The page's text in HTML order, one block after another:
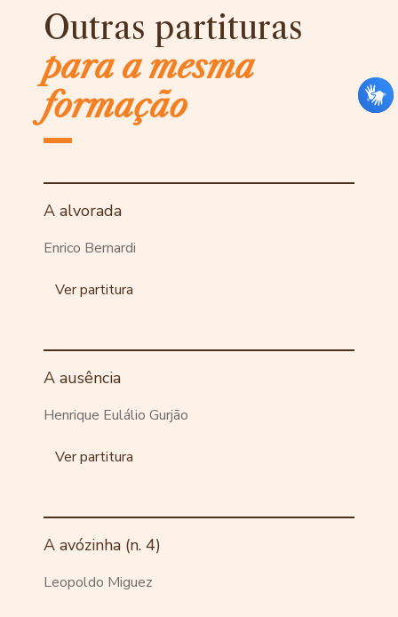
Outras partituras
para a mesma
formação
A alvorada
Enrico Bernardi
Ver partitura
A ausência
Henrique Eulálio Gurjão
Ver partitura
A avózinha (n. 4)
Leopoldo Miguez